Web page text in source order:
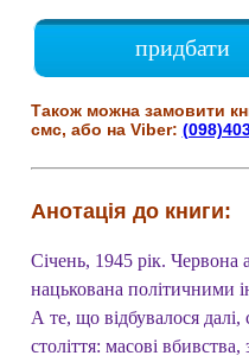
придбати
Також можна замовити
смс, або на Viber:
Анотація до книги:
Січень, 1945 рік. Червона
нацькована політичними
А те, що відбувалося
століття: масові